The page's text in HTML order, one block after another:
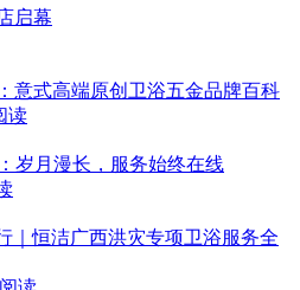
启幕
意式高端原创卫浴五金品牌百科
读
岁月漫长，服务始终在线
｜恒洁广西洪灾专项卫浴服务全